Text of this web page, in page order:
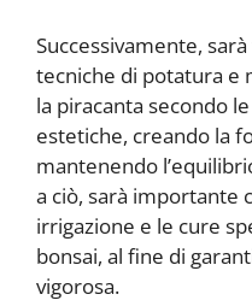
Successivamente,
tecniche di potatura e
la piracanta secondo
estetiche, creando la
mantenendo
a ciò, sarà importante
irrigazione e le cure
bonsai, al fine di
vigorosa.